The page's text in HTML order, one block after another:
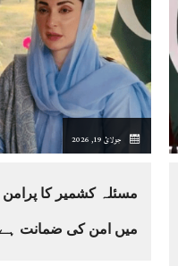
جولائ 19, 2026
مسئلہ کشمیر کا
میں امن کی ضمانت